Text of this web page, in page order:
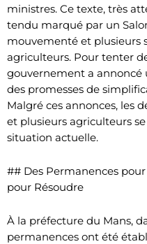
ministres. Ce texte, très
tendu marqué par un
mouvementé et plusieurs
agriculteurs. Pour tenter
gouvernement a annoncé
des promesses de
Malgré ces annonces, les
et plusieurs agriculteurs
situation actuelle.
## Des Permanences
pour Résoudre
À la préfecture du Mans,
permanences ont été